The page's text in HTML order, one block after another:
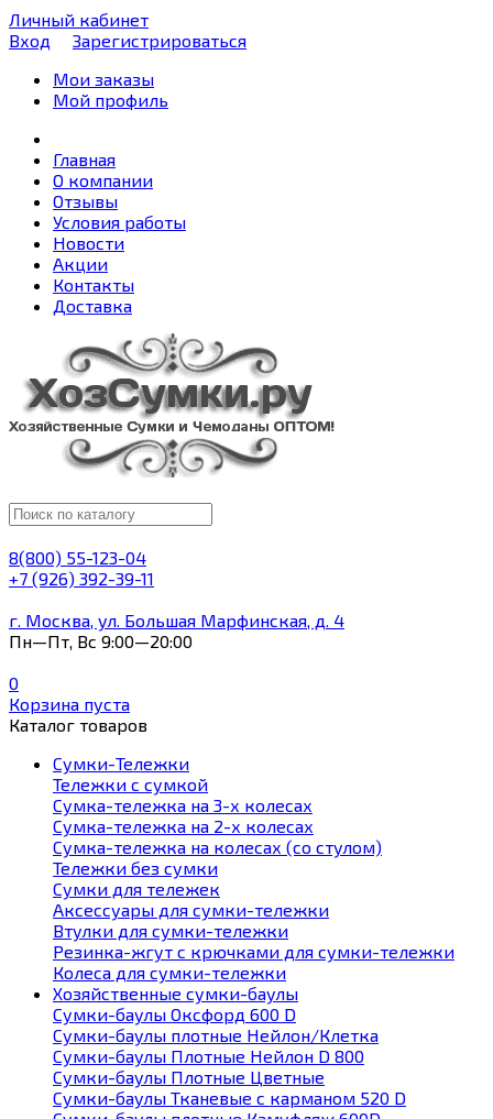
Личный кабинет
Вход
Зарегистрироваться
Мои заказы
Мой профиль
Главная
О компании
Отзывы
Условия работы
Новости
Акции
Контакты
Доставка
8(800) 55-123-04
+7 (926) 392-39-11
г. Москва, ул. Большая Марфинская, д. 4
Пн—Пт, Вс 9:00—20:00
0
Корзина пуста
Каталог товаров
Сумки-Тележки
Тележки с сумкой
Сумка-тележка на 3-х колесах
Сумка-тележка на 2-х колесах
Сумка-тележка на колесах (со стулом)
Тележки без сумки
Сумки для тележек
Аксессуары для сумки-тележки
Втулки для сумки-тележки
Резинка-жгут с крючками для сумки-тележки
Колеса для сумки-тележки
Хозяйственные сумки-баулы
Сумки-баулы Оксфорд 600 D
Сумки-баулы плотные Нейлон/Клетка
Сумки-баулы Плотные Нейлон D 800
Сумки-баулы Плотные Цветные
Сумки-баулы Тканевые с карманом 520 D